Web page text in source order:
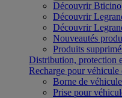
Découvrir Bticino
Découvrir
Découvrir
Nouveautés
Produits
Distribution, protection
Recharge pour véhicule
Borne de
Prise pour